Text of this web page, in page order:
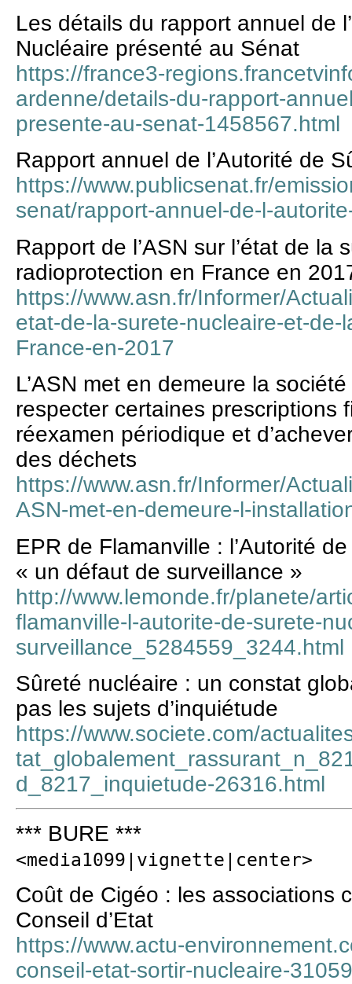
Les détails du rapport annuel de
Nucléaire présenté au Sénat
https://france3-
ardenne/details-du-rapport-
presente-au-senat-1458567.html
Rapport annuel de l’Autorité de
https://www.publicsenat.fr/
senat/rapport-annuel-de-l-
Rapport de l’ASN sur l’état de la
radioprotection en France en
https://www.asn.fr/Informer/
etat-de-la-surete-nucleaire-et-de-
France-en-2017
L’ASN met en demeure la
respecter certaines prescriptions
réexamen périodique et
des déchets
https://www.asn.fr/Informer/
ASN-met-en-demeure-l-
EPR de Flamanville : l’Autorité
« un défaut de surveillance »
http://www.lemonde.fr/planete/
flamanville-l-autorite-de-surete-
surveillance_5284559_3244.html
Sûreté nucléaire : un constat
pas les sujets d’inquiétude
https://www.societe.com/
d_8217_inquietude-26316.html
*** BURE ***
<media1099|vignette|center>
Coût de Cigéo : les associations
Conseil d’Etat
https://www.actu-
conseil-etat-sortir-nucleaire-